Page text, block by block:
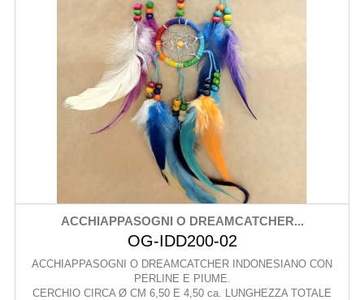
ACCHIAPPASOGNI O DREAMCATCHER...
OG-IDD200-02
ACCHIAPPASOGNI O DREAMCATCHER INDONESIANO CON
PERLINE E PIUME.
CERCHIO CIRCA Ø CM 6,50 E 4,50 ca. LUNGHEZZA TOTALE